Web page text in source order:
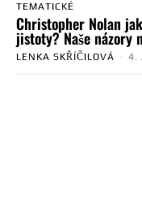
TEMATICKÉ
Christopher Nolan
jistoty? Naše názory
LENKA SKŘÍČILOVÁ - 4.